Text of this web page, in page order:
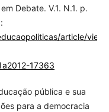
Debate. V.1. N.1. p.
article/
17363
pública e sua
para a democracia